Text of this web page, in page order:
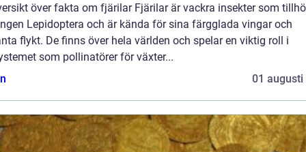
över fakta om fjärilar Fjärilar är vackra insekter som
Lepidoptera och är kända för sina färgglada vingar och
flykt. De finns över hela världen och spelar en viktig roll i
som pollinatörer för växter...
01 augusti